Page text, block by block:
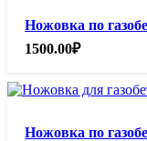
Ножовка по
1500.00₽
Ножовка по